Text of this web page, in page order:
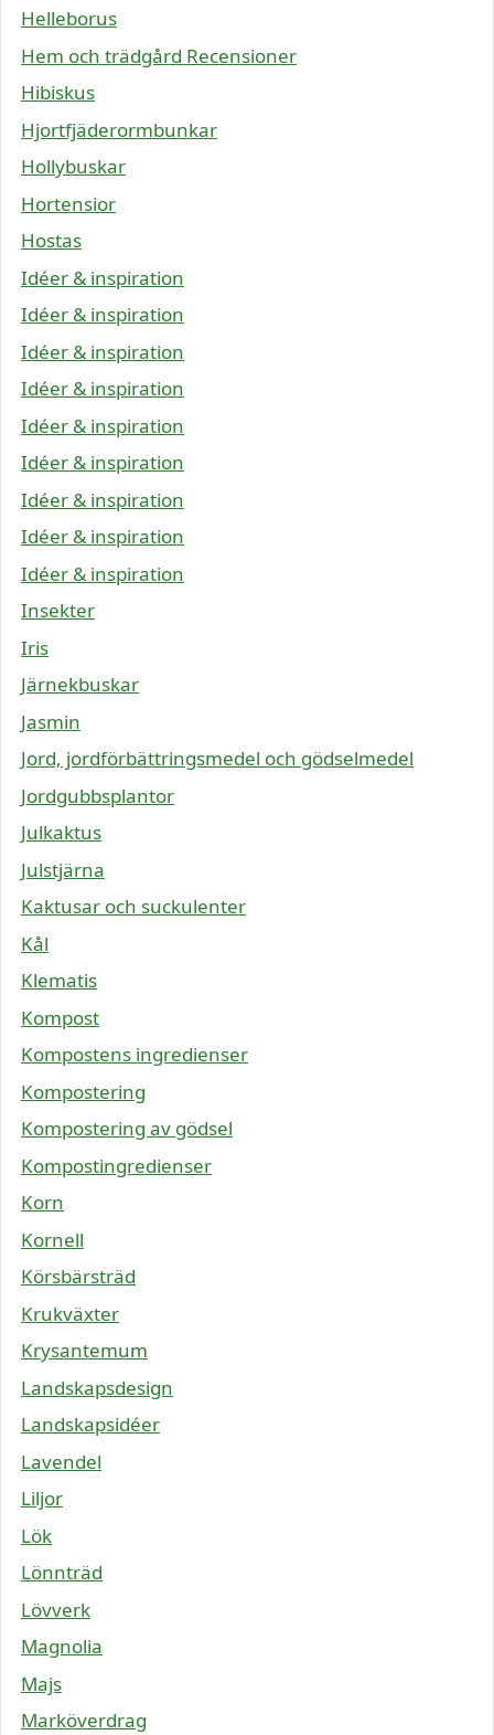
Helleborus
Hem och trädgård Recensioner
Hibiskus
Hjortfjäderormbunkar
Hollybuskar
Hortensior
Hostas
Idéer & inspiration
Idéer & inspiration
Idéer & inspiration
Idéer & inspiration
Idéer & inspiration
Idéer & inspiration
Idéer & inspiration
Idéer & inspiration
Idéer & inspiration
Insekter
Iris
Järnekbuskar
Jasmin
Jord, jordförbättringsmedel och gödselmedel
Jordgubbsplantor
Julkaktus
Julstjärna
Kaktusar och suckulenter
Kål
Klematis
Kompost
Kompostens ingredienser
Kompostering
Kompostering av gödsel
Kompostingredienser
Korn
Kornell
Körsbärsträd
Krukväxter
Krysantemum
Landskapsdesign
Landskapsidéer
Lavendel
Liljor
Lök
Lönnträd
Lövverk
Magnolia
Majs
Marköverdrag